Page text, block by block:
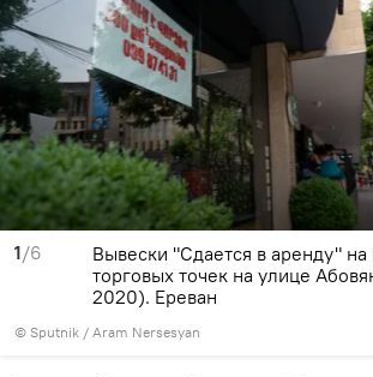
1/6
© Sputnik / Aram Nersesyan
Вывески "Сдается в аренду" на
торговых точек на улице
2020). Еревaн